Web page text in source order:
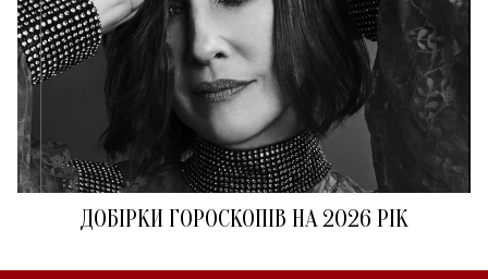
ДОБІРКИ ГОРОСКОПІВ НА 2026 РІК